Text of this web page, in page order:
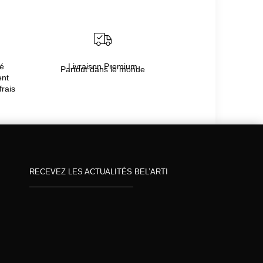
Livraison Premium
Partout dans le monde
RECEVEZ LES ACTUALITÉS BEL’ARTI